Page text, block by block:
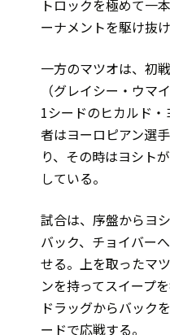
トロックを極めて一
ーナメントを駆け抜け
一方のマツオは、初
（グレイシー・ウマ
1シードのヒカルド
者はヨーロピアン選
り、その時はヨシト
している。
試合は、序盤からヨ
バック、チョイバー
せる。上を取ったマ
ンを持ってスイープ
ドラッグからバック
ードで応戦する。